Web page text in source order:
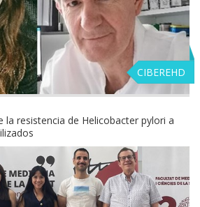
CIBEREHD
la resistencia de Helicobacter pylori a